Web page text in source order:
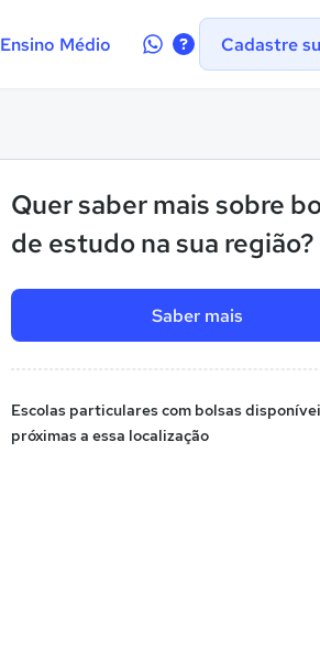
Ensino Médio
Contate-Cadastre
Quer saber mais sobre
de estudo na sua região?
Saber mais
Escolas particulares com bolsas
próximas a essa localização